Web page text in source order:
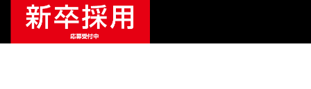
販売価格 ¥36,300（税込）
¥25,410（税込）